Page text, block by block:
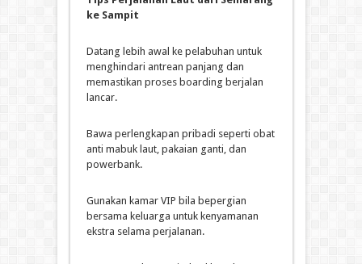
ke Sampit
Datang lebih awal ke pelabuhan untuk
menghindari antrean panjang dan
memastikan proses boarding berjalan
lancar.
Bawa perlengkapan pribadi seperti obat
anti mabuk laut, pakaian ganti, dan
powerbank.
Gunakan kamar VIP bila bepergian
bersama keluarga untuk kenyamanan
ekstra selama perjalanan.